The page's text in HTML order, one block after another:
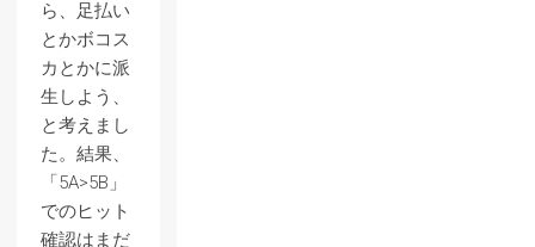
ら、足払い
とかボコス
カとかに派
生しよう、
と考えまし
た。結果、
「5A>5B」
でのヒット
確認はまだ